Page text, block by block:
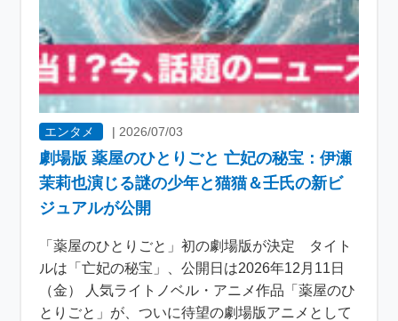
エンタメ | 2026/07/03
劇場版 薬屋のひとりごと 亡妃の秘宝：伊瀬
茉莉也演じる謎の少年と猫猫＆壬氏の新ビ
ジュアルが公開
「薬屋のひとりごと」初の劇場版が決定 タイト
ルは「亡妃の秘宝」、公開日は2026年12月11日
（金） 人気ライトノベル・アニメ作品「薬屋のひ
とりごと」が、ついに待望の劇場版アニメとして